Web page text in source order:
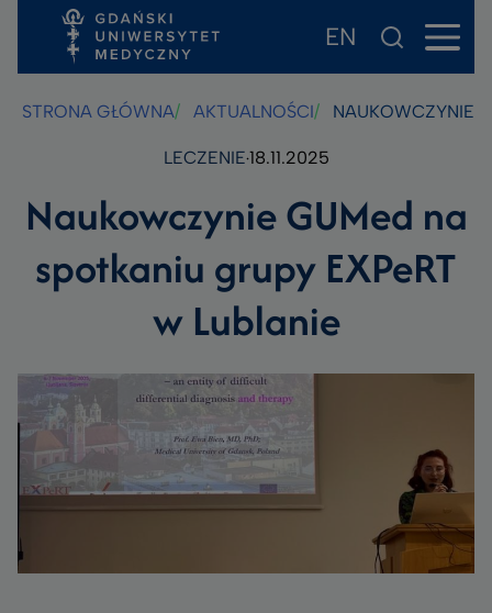
Przejdź
do
treści
Przejdź
do
wyszukiwarki
Przejdź
do
stopki
EN
STRONA GŁÓWNA AKTUALNOŚCI NAUKOWCZYNIE
LECZENIE18.11.2025
Naukowczynie GUMed na
spotkaniu grupy EXPeRT
w Lublanie